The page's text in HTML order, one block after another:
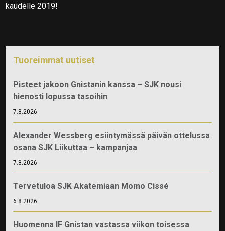
kaudelle 2019!
Tuoreimmat uutiset
Pisteet jakoon Gnistanin kanssa – SJK nousi
hienosti lopussa tasoihin
7.8.2026
Alexander Wessberg esiintymässä päivän ottelussa
osana SJK Liikuttaa – kampanjaa
7.8.2026
Tervetuloa SJK Akatemiaan Momo Cissé
6.8.2026
Huomenna IF Gnistan vastassa viikon toisessa